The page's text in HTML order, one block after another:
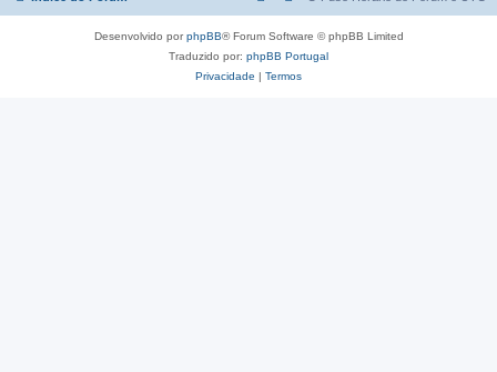
Desenvolvido porphpBB® Forum Software © phpBB Limited
Traduzido por: phpBB Portugal
Privacidade | Termos